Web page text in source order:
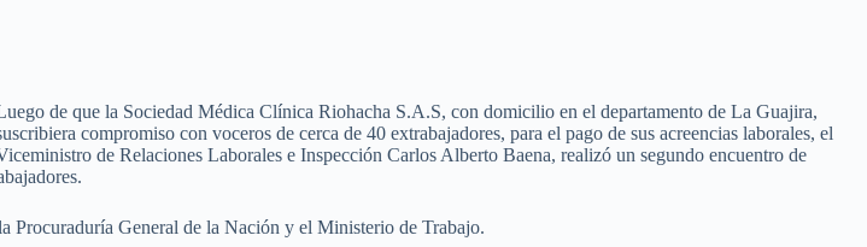
de que la Sociedad Médica Clínica Riohacha S.A.S, con domicilio en el departamento de La Guajira,
compromiso con voceros de cerca de 40 extrabajadores, para el pago de sus acreencias laborales, el
de Relaciones Laborales e Inspección Carlos Alberto Baena, realizó un segundo encuentro de
Procuraduría General de la Nación y el Ministerio de Trabajo.